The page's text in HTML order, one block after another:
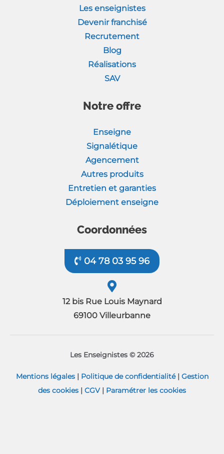
Les enseignistes
Devenir franchisé
Recrutement
Blog
Réalisations
SAV
Notre offre
Enseigne
Signalétique
Agencement
Autres produits
Entretien et garanties
Déploiement enseigne
Coordonnées
04 78 03 95 96
12 bis Rue Louis Maynard
69100 Villeurbanne
Les Enseignistes © 2026
Mentions légales| Politique de confidentialité| Gestion
des cookies | CGV| Paramétrer les cookies